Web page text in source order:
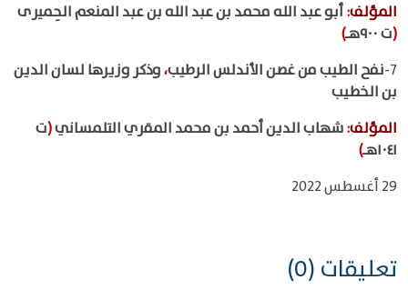
المؤلف:أبو عبد الله محمد بن عبد الله بن عبد المنعم الحِميرى
(ت ٩٠٠هـ
)
7- نفح الطيب من غصن الأندلس الرطيب،وذكر وزيرها لسان الدين
بن الخطيب
المؤلف:شهاب الدين أحمد بن محمد المقري التلمساني(ت
١٠٤١هـ
)
29 أغسطس 2022
تعليقات (0)